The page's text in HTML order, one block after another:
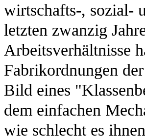
wirtschafts-, sozial-
letzten zwanzig
Arbeitsverhältnisse
Fabrikordnungen
Bild eines
dem einfachen
wie schlecht es